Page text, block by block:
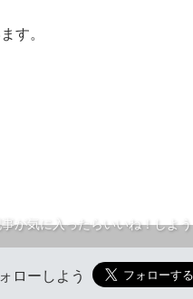
す。
が気に入ったらいいね！しよう
ローしよう